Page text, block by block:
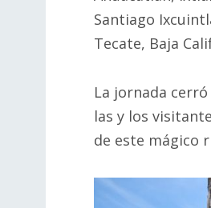
Santiago
Tecate, Baja
La jornada
las y los
de este mágico